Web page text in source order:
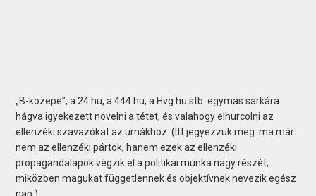
„B-közepe”, a 24.hu, a 444.hu, a Hvg.hu stb. egymás sarkára
hágva igyekezett növelni a tétet, és valahogy elhurcolni az
ellenzéki szavazókat az urnákhoz. (Itt jegyezzük meg: ma már
nem az ellenzéki pártok, hanem ezek az ellenzéki
propagandalapok végzik el a politikai munka nagy részét,
miközben magukat függetlennek és objektívnek nevezik egész